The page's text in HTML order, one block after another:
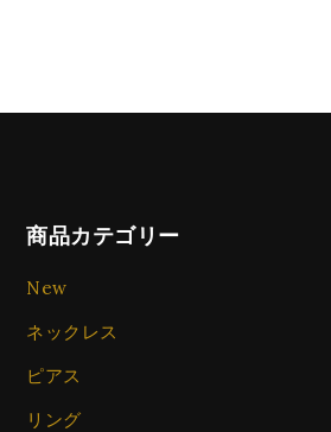
商品カテゴリー
New
ネックレス
ピアス
リング